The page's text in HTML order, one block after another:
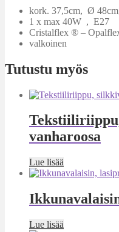
kork. 37,5cm, Ø
1 x max 40W , E27
Cristalflex ® –
valkoinen
Tutustu myös
vanharoosa
Lue lisää
Lue lisää